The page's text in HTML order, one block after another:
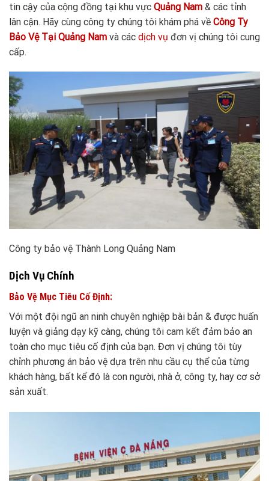
tin cậy của cộng đồng tại khu vực Quảng Nam & các tỉnh
lân cận. Hãy cùng công ty chúng tôi khám phá về Công Ty
Bảo Vệ Tại Quảng Nam và các dịch vụ đơn vị chúng tôi cung
cấp.
Công ty bảo vệ Thành Long Quảng Nam
Dịch Vụ Chính
Bảo Vệ Mục Tiêu Cố Định:
Với một đội ngũ an ninh chuyên nghiệp bài bản & được huấn
luyện và giảng dạy kỹ càng, chúng tôi cam kết đảm bảo an
toàn cho mục tiêu cố định của bạn. Đơn vị chúng tôi tùy
chỉnh phương án bảo vệ dựa trên nhu cầu cụ thể của từng
khách hàng, bất kể đó là con người, nhà ở, công ty, hay cơ sở
sản xuất.